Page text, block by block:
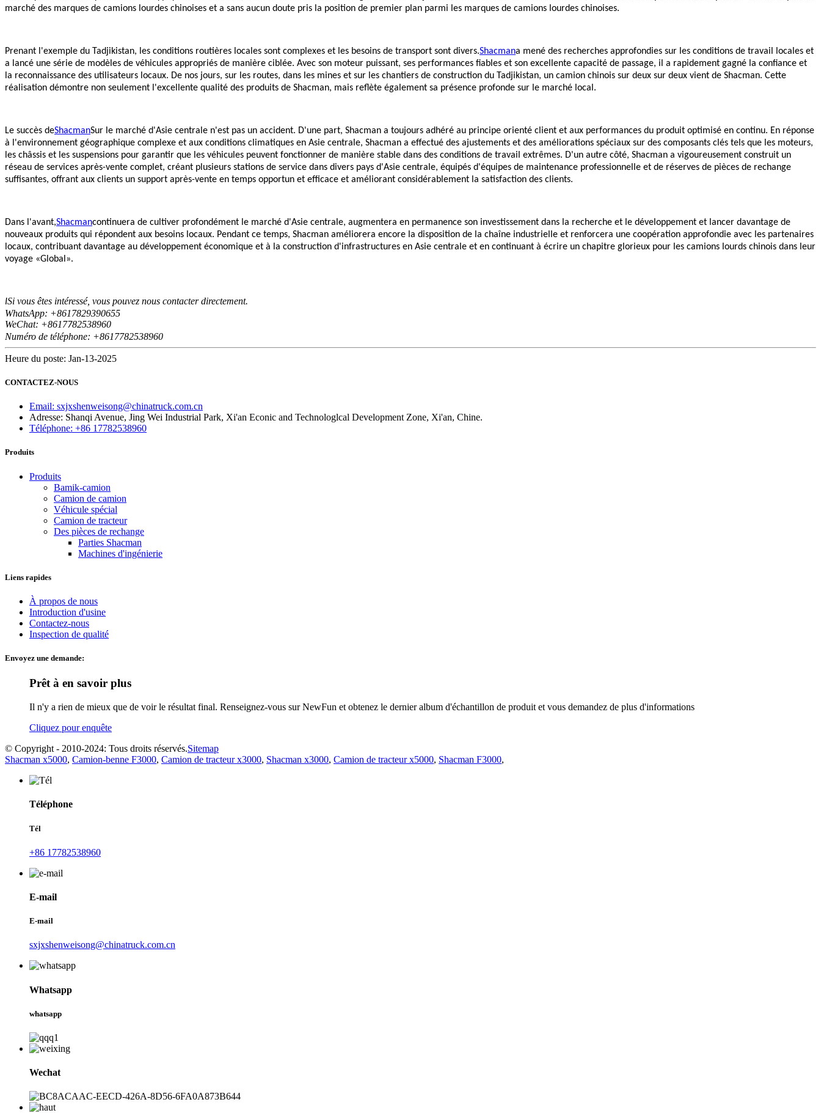
marché des marques de camions lourdes chinoises et a sans aucun doute pris la position de premier plan parmi les marques de camions lourdes chinoises.
Prenant l'exemple du Tadjikistan, les conditions routières locales sont complexes et les besoins de transport sont divers.Shacmana mené des recherches approfondies sur les conditions de travail locales et
a lancé une série de modèles de véhicules appropriés de manière ciblée. Avec son moteur puissant, ses performances fiables et son excellente capacité de passage, il a rapidement gagné la confiance et
la reconnaissance des utilisateurs locaux. De nos jours, sur les routes, dans les mines et sur les chantiers de construction du Tadjikistan, un camion chinois sur deux sur deux vient de Shacman. Cette
réalisation démontre non seulement l'excellente qualité des produits de Shacman, mais reflète également sa présence profonde sur le marché local.
Le succès deShacmanSur le marché d'Asie centrale n'est pas un accident. D'une part, Shacman a toujours adhéré au principe orienté client et aux performances du produit optimisé en continu. En réponse
à l'environnement géographique complexe et aux conditions climatiques en Asie centrale, Shacman a effectué des ajustements et des améliorations spéciaux sur des composants clés tels que les moteurs,
les châssis et les suspensions pour garantir que les véhicules peuvent fonctionner de manière stable dans des conditions de travail extrêmes. D'un autre côté, Shacman a vigoureusement construit un
réseau de services après-vente complet, créant plusieurs stations de service dans divers pays d'Asie centrale, équipés d'équipes de maintenance professionnelle et de réserves de pièces de rechange
suffisantes, offrant aux clients un support après-vente en temps opportun et efficace et améliorant considérablement la satisfaction des clients.
Dans l'avant,Shacmancontinuera de cultiver profondément le marché d'Asie centrale, augmentera en permanence son investissement dans la recherche et le développement et lancer davantage de
nouveaux produits qui répondent aux besoins locaux. Pendant ce temps, Shacman améliorera encore la disposition de la chaîne industrielle et renforcera une coopération approfondie avec les partenaires
locaux, contribuant davantage au développement économique et à la construction d'infrastructures en Asie centrale et en continuant à écrire un chapitre glorieux pour les camions lourds chinois dans leur
voyage «Global».
ISi vous êtes intéressé, vous pouvez nous contacter directement.
WhatsApp: +8617829390655
WeChat: +8617782538960
Numéro de téléphone: +8617782538960
Heure du poste: Jan-13-2025
CONTACTEZ-NOUS
Email: sxjxshenweisong@chinatruck.com.cn
Adresse: Shanqi Avenue, Jing Wei Industrial Park, Xi'an Econic and Technologlcal Development Zone, Xi'an, Chine.
Téléphone: +86 17782538960
Produits
Produits
Bamik-camion
Camion de camion
Véhicule spécial
Camion de tracteur
Des pièces de rechange
Parties Shacman
Machines d'ingénierie
Liens rapides
À propos de nous
Introduction d'usine
Contactez-nous
Inspection de qualité
Envoyez une demande:
Prêt à en savoir plus
Il n'y a rien de mieux que de voir le résultat final. Renseignez-vous sur NewFun et obtenez le dernier album d'échantillon de produit et vous demandez de plus d'informations
Cliquez pour enquête
© Copyright - 2010-2024: Tous droits réservés.Sitemap
Shacman x5000, Camion-benne F3000, Camion de tracteur x3000, Shacman x3000, Camion de tracteur x5000, Shacman F3000,
Téléphone
Tél
+86 17782538960
E-mail
E-mail
sxjxshenweisong@chinatruck.com.cn
Whatsapp
whatsapp
Wechat